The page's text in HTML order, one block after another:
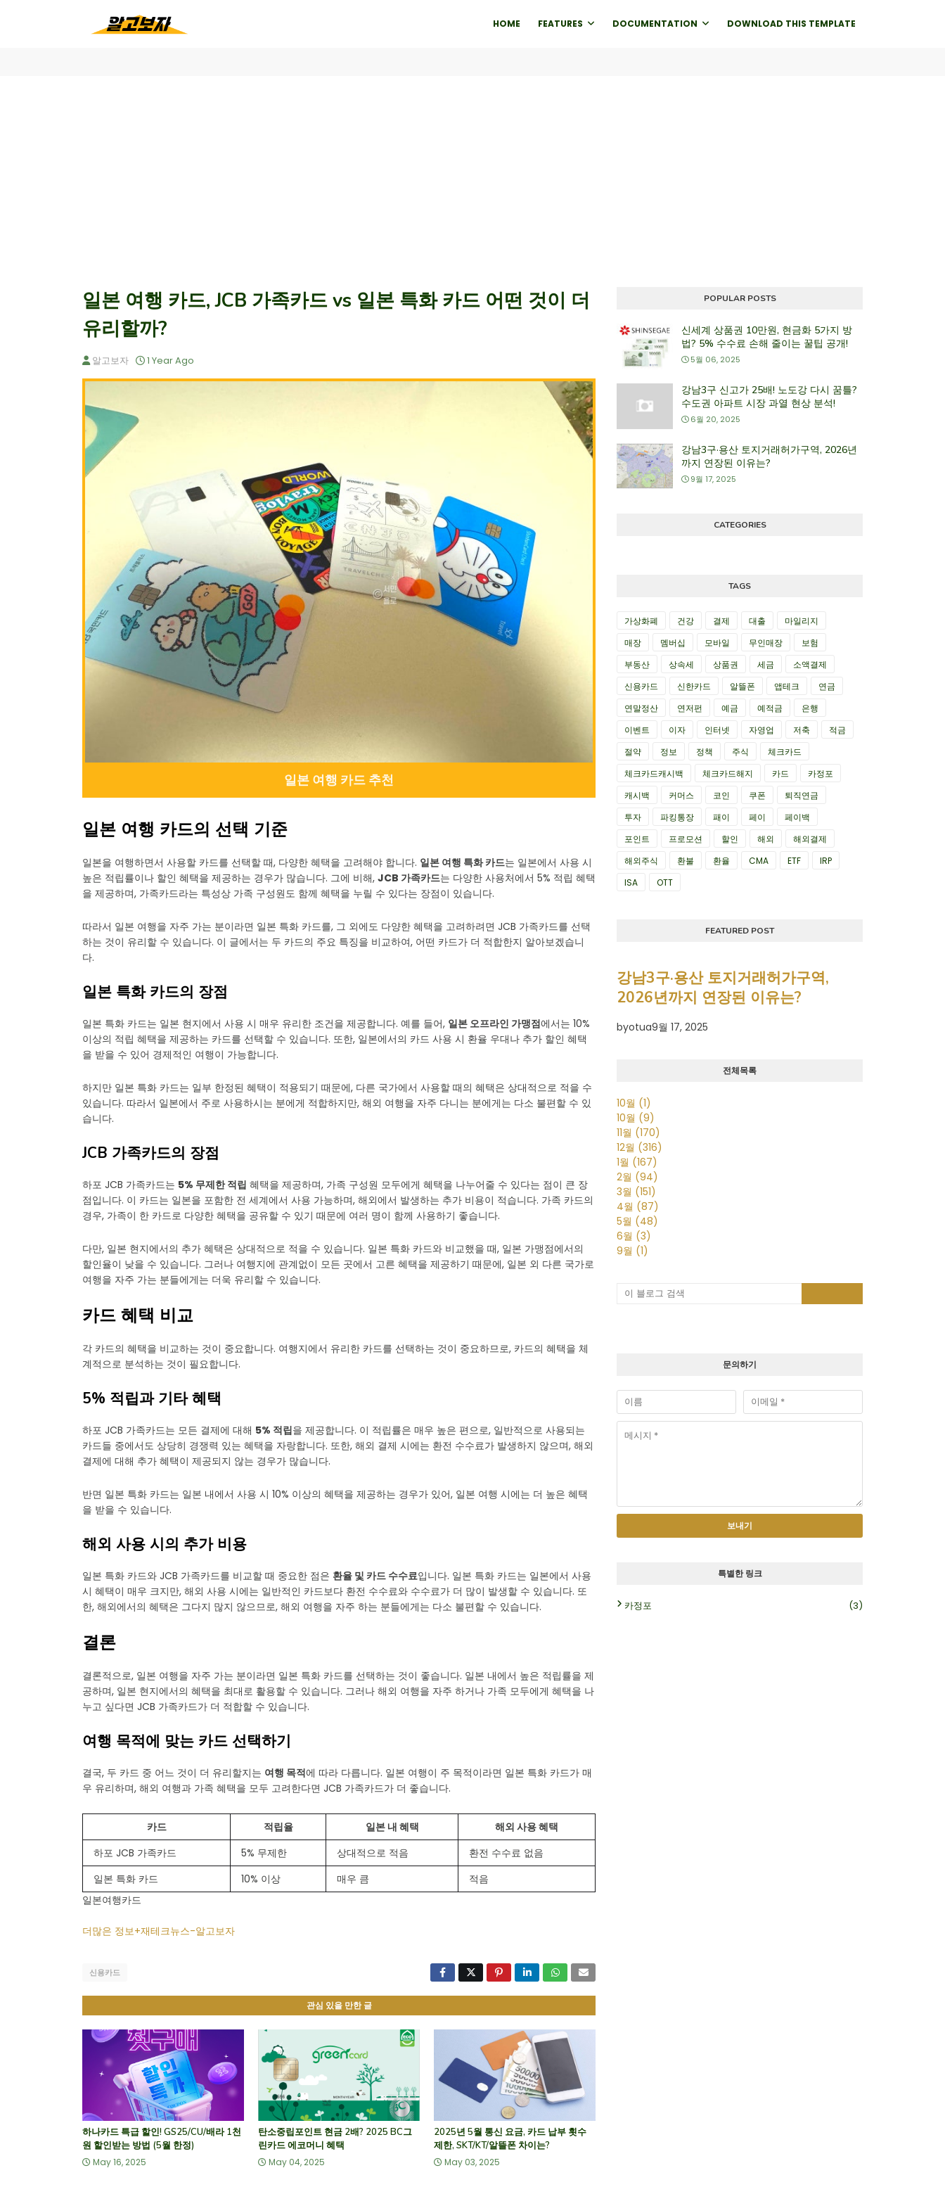
HOME FEATURES DOCUMENTATION DOWNLOAD THIS TEMPLATE
일본 여행 카드, JCB 가족카드 vs 일본 특화 카드 어떤 것이 더
유리할까?
알고보자 1 Year Ago
일본 여행 카드 추천
일본 여행 카드의 선택 기준
일본을 여행하면서 사용할 카드를 선택할 때, 다양한 혜택을 고려해야 합니다. 일본 여행 특화 카드는 일본에서 사용 시
높은 적립률이나 할인 혜택을 제공하는 경우가 많습니다. 그에 비해, JCB 가족카드는 다양한 사용처에서 5% 적립 혜택
을 제공하며, 가족카드라는 특성상 가족 구성원도 함께 혜택을 누릴 수 있다는 장점이 있습니다.
따라서 일본 여행을 자주 가는 분이라면 일본 특화 카드를, 그 외에도 다양한 혜택을 고려하려면 JCB 가족카드를 선택
하는 것이 유리할 수 있습니다. 이 글에서는 두 카드의 주요 특징을 비교하여, 어떤 카드가 더 적합한지 알아보겠습니
다.
일본 특화 카드의 장점
일본 특화 카드는 일본 현지에서 사용 시 매우 유리한 조건을 제공합니다. 예를 들어, 일본 오프라인 가맹점에서는 10%
이상의 적립 혜택을 제공하는 카드를 선택할 수 있습니다. 또한, 일본에서의 카드 사용 시 환율 우대나 추가 할인 혜택
을 받을 수 있어 경제적인 여행이 가능합니다.
하지만 일본 특화 카드는 일부 한정된 혜택이 적용되기 때문에, 다른 국가에서 사용할 때의 혜택은 상대적으로 적을 수
있습니다. 따라서 일본에서 주로 사용하시는 분에게 적합하지만, 해외 여행을 자주 다니는 분에게는 다소 불편할 수 있
습니다.
JCB 가족카드의 장점
하포 JCB 가족카드는 5% 무제한 적립 혜택을 제공하며, 가족 구성원 모두에게 혜택을 나누어줄 수 있다는 점이 큰 장
점입니다. 이 카드는 일본을 포함한 전 세계에서 사용 가능하며, 해외에서 발생하는 추가 비용이 적습니다. 가족 카드의
경우, 가족이 한 카드로 다양한 혜택을 공유할 수 있기 때문에 여러 명이 함께 사용하기 좋습니다.
다만, 일본 현지에서의 추가 혜택은 상대적으로 적을 수 있습니다. 일본 특화 카드와 비교했을 때, 일본 가맹점에서의
할인율이 낮을 수 있습니다. 그러나 여행지에 관계없이 모든 곳에서 고른 혜택을 제공하기 때문에, 일본 외 다른 국가로
여행을 자주 가는 분들에게는 더욱 유리할 수 있습니다.
카드 혜택 비교
각 카드의 혜택을 비교하는 것이 중요합니다. 여행지에서 유리한 카드를 선택하는 것이 중요하므로, 카드의 혜택을 체
계적으로 분석하는 것이 필요합니다.
5% 적립과 기타 혜택
하포 JCB 가족카드는 모든 결제에 대해 5% 적립을 제공합니다. 이 적립률은 매우 높은 편으로, 일반적으로 사용되는
카드들 중에서도 상당히 경쟁력 있는 혜택을 자랑합니다. 또한, 해외 결제 시에는 환전 수수료가 발생하지 않으며, 해외
결제에 대해 추가 혜택이 제공되지 않는 경우가 많습니다.
반면 일본 특화 카드는 일본 내에서 사용 시 10% 이상의 혜택을 제공하는 경우가 있어, 일본 여행 시에는 더 높은 혜택
을 받을 수 있습니다.
해외 사용 시의 추가 비용
일본 특화 카드와 JCB 가족카드를 비교할 때 중요한 점은 환율 및 카드 수수료입니다. 일본 특화 카드는 일본에서 사용
시 혜택이 매우 크지만, 해외 사용 시에는 일반적인 카드보다 환전 수수료와 수수료가 더 많이 발생할 수 있습니다. 또
한, 해외에서의 혜택은 그다지 많지 않으므로, 해외 여행을 자주 하는 분들에게는 다소 불편할 수 있습니다.
결론
결론적으로, 일본 여행을 자주 가는 분이라면 일본 특화 카드를 선택하는 것이 좋습니다. 일본 내에서 높은 적립률을 제
공하며, 일본 현지에서의 혜택을 최대로 활용할 수 있습니다. 그러나 해외 여행을 자주 하거나 가족 모두에게 혜택을 나
누고 싶다면 JCB 가족카드가 더 적합할 수 있습니다.
여행 목적에 맞는 카드 선택하기
결국, 두 카드 중 어느 것이 더 유리할지는 여행 목적에 따라 다릅니다. 일본 여행이 주 목적이라면 일본 특화 카드가 매
우 유리하며, 해외 여행과 가족 혜택을 모두 고려한다면 JCB 가족카드가 더 좋습니다.
카드 적립율 일본 내 혜택
해외 사용 혜택
하포 JCB 가족카드
5% 무제한 상대적으로 적음
환전 수수료 없음
일본 특화 카드
10% 이상 매우 큼
적음
일본여행카드
더많은 정보+재테크뉴스-알고보자
신용카드
관심 있을 만한 글
하나카드 특급 할인! GS25/CU/배라 1천
원 할인받는 방법 (5월 한정)
May 16, 2025
탄소중립포인트 현금 2배? 2025 BC그
린카드 에코머니 혜택
May 04, 2025
2025년 5월 통신 요금, 카드 납부 횟수
제한, SKT/KT/알뜰폰 차이는?
May 03, 2025
POPULAR POSTS
신세계 상품권 10만원, 현금화 5가지 방
법? 5% 수수료 손해 줄이는 꿀팁 공개!
5월 06, 2025
강남3구 신고가 25배! 노도강 다시 꿈틀?
수도권 아파트 시장 과열 현상 분석!
6월 20, 2025
강남3구·용산 토지거래허가구역, 2026년
까지 연장된 이유는?
9월 17, 2025
CATEGORIES
TAGS
가상화폐 건강 결제 대출
마일리지
매장
멤버십 모바일 무인매장
보험
부동산
상속세 상품권 세금
소액결제
신용카드
신한카드 알뜰폰 앱테크
연금
연말정산
연저펀 예금 예적금
은행
이벤트
이자 인터넷 자영업 저축
적금
절약
정보 정책 주식
체크카드
체크카드캐시백
체크카드해지 카드
카정포
캐시백
커머스 코인 쿠폰
퇴직연금
투자
파킹통장 패이 페이
페이백
포인트
프로모션 할인 해외
해외결제
해외주식
환불 환율 CMA ETF
IRP
ISA
OTT
FEATURED POST
강남3구·용산 토지거래허가구역,
2026년까지 연장된 이유는?
byotua9월 17, 2025
전체목록
10월 (1)
10월 (9)
11월 (170)
12월 (316)
1월 (167)
2월 (94)
3월 (151)
4월 (87)
5월 (48)
6월 (3)
9월 (1)
문의하기
특별한 링크
카정포 (3)